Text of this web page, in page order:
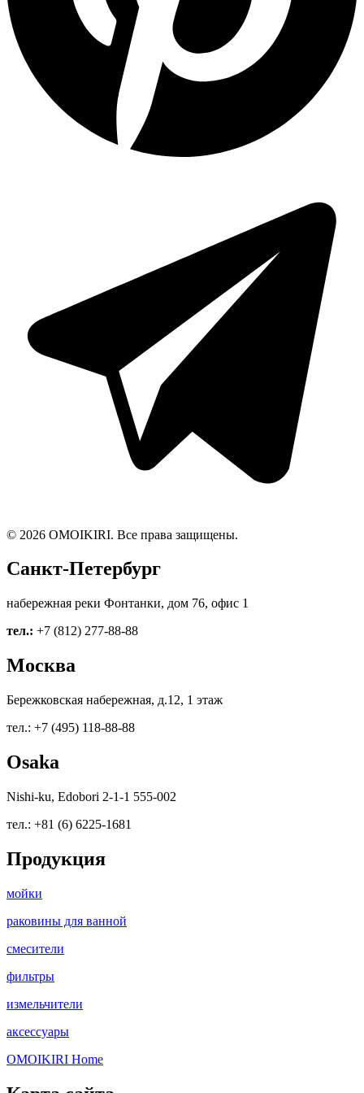
© 2026 OMOIKIRI. Все права защищены.
Санкт-Петербург
набережная реки Фонтанки, дом 76, офис 1
тел.: +7 (812) 277-88-88
Москва
Бережковская набережная, д.12, 1 этаж
тел.: +7 (495) 118-88-88
Osaka
Nishi-ku, Edobori 2-1-1 555-002
тел.: +81 (6) 6225-1681
Продукция
мойки
раковины для ванной
смесители
фильтры
измельчители
аксессуары
OMOIKIRI Home